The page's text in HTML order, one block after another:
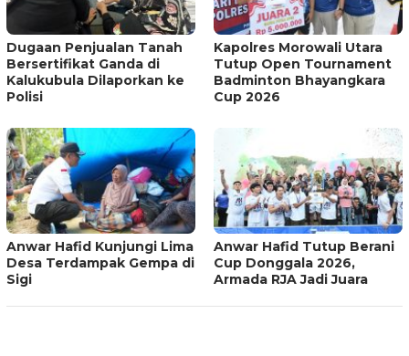
Dugaan Penjualan Tanah
Bersertifikat Ganda di
Kalukubula Dilaporkan ke
Polisi
Kapolres Morowali Utara
Tutup Open Tournament
Badminton Bhayangkara
Cup 2026
Anwar Hafid Kunjungi Lima
Desa Terdampak Gempa di
Sigi
Anwar Hafid Tutup Berani
Cup Donggala 2026,
Armada RJA Jadi Juara